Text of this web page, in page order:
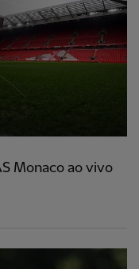
Monaco ao vivo